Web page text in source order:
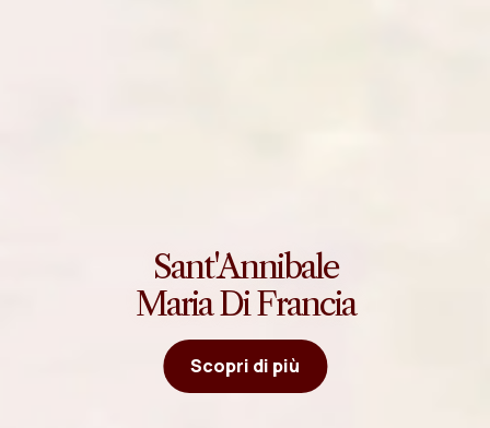
Sant'Annibale
Maria Di Francia
Scopri di più